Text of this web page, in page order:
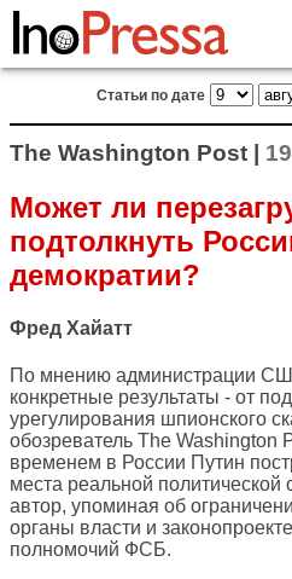
Статьи по дате
The Washington Post |
Может ли
подтолкнуть
демократии?
Фред Хайатт
По мнению администрации
конкретные результаты - от
урегулирования шпионского
обозреватель The Washington
временем в России Путин
места реальной политической
автор, упоминая об
органы власти и
полномочий ФСБ.